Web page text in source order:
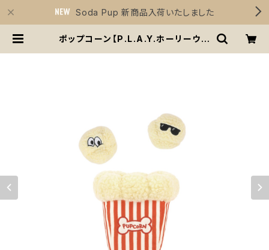
Soda Pup 新商品入荷いたしました
ポップコーン【P.L.A.Y.ホーリーウー